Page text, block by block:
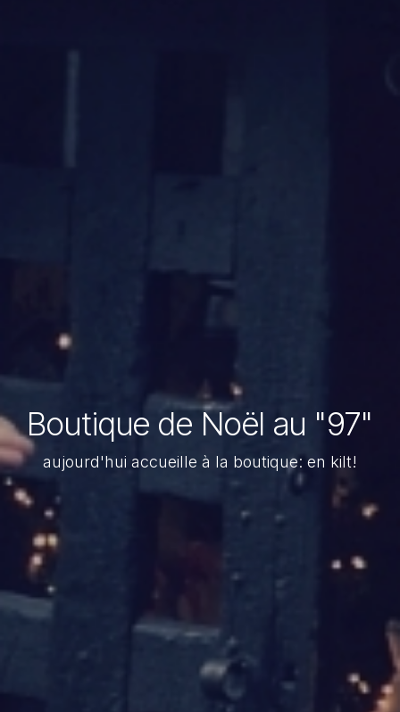
Boutique de Noël au "97"
aujourd'hui accueille à la boutique: en kilt!